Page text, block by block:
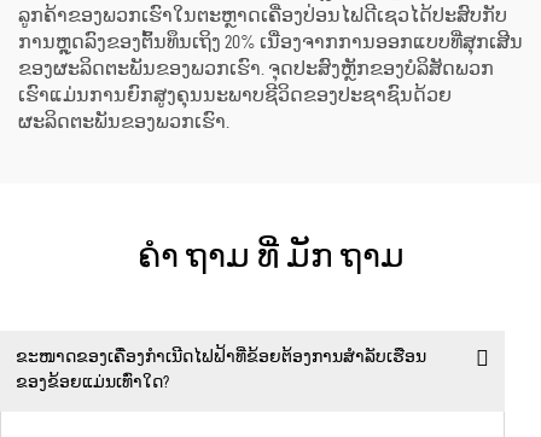
ລູກຄ້າຂອງພວກເຮົາໃນຕະຫຼາດເຄື່ອງປ່ອນໄຟດີເຊວໄດ້ປະສົບກັບ
ການຫຼຸດລົງຂອງຕົ້ນທຶນເຖິງ 20% ເນື່ອງຈາກການອອກແບບທີ່ສຸກເສີນ
ຂອງຜະລິດຕະພັນຂອງພວກເຮົາ. ຈຸດປະສົງຫຼັກຂອງບໍລິສັດພວກ
ເຮົາແມ່ນການຍົກສູງຄຸນນະພາບຊີວິດຂອງປະຊາຊົນດ້ວຍ
ຜະລິດຕະພັນຂອງພວກເຮົາ.
ຄໍາ ຖາມ ທີ່ ມັກ ຖາມ
ຂະໜາດຂອງເຄື່ອງກຳເນີດໄຟຟ້າທີ່ຂ້ອຍຕ້ອງການສຳລັບເຮືອນ
ຂອງຂ້ອຍແມ່ນເທົ່າໃດ?